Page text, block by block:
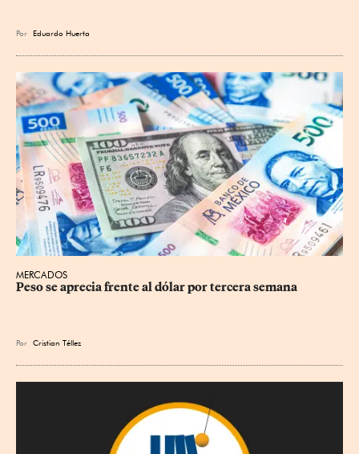
Por Eduardo Huerta
MERCADOS
Peso se aprecia frente al dólar por tercera semana
Por Cristian Téllez